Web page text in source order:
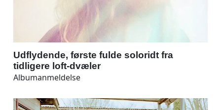
Udflydende, første fulde soloridt fra
tidligere loft-dvæler
Albumanmeldelse